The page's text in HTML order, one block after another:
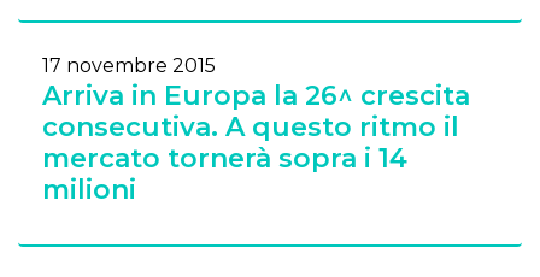
17 novembre 2015
Arriva in Europa la 26^ crescita
consecutiva. A questo ritmo il
mercato tornerà sopra i 14
milioni